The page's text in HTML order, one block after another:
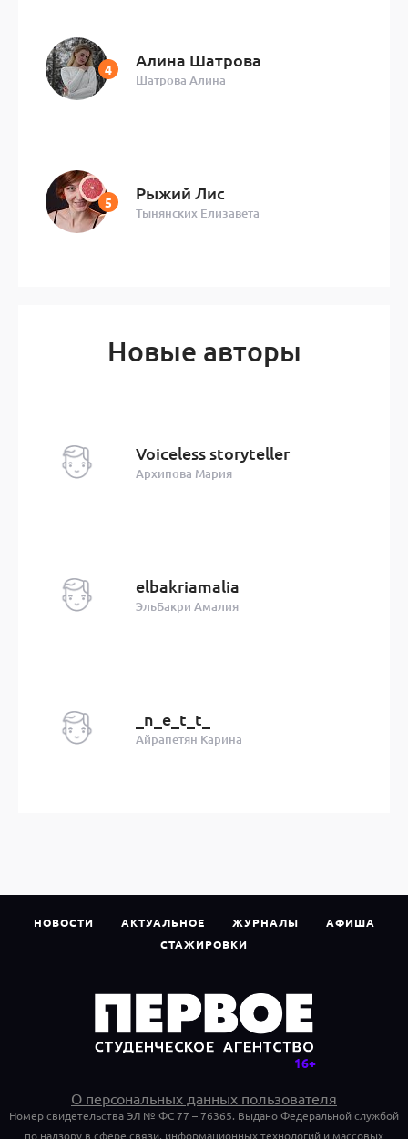
Алина Шатрова
Шатрова Алина
Рыжий Лис
Тынянских Елизавета
Новые авторы
Voiceless storyteller
Архипова Мария
elbakriamalia
ЭльБакри Амалия
_n_e_t_t_
Айрапетян Карина
НОВОСТИ АКТУАЛЬНОЕ ЖУРНАЛЫ
АФИША
СТАЖИРОВКИ
О персональных данных пользователя
Номер свидетельства ЭЛ № ФС 77 – 76365. Выдано Федеральной службой
по надзору в сфере связи, информационных технологий и массовых